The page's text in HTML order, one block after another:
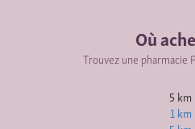
Où
Trouvez une pharmacie
5 km
1 km